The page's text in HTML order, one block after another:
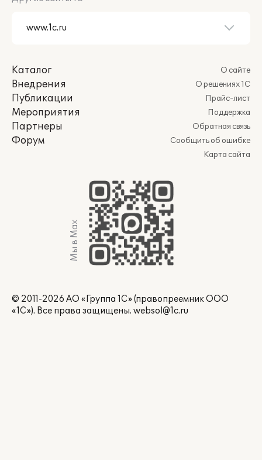
Каталог
Внедрения
Публикации
Мероприятия
Партнеры
Форум
О сайте
О решениях 1С
Прайс-лист
Поддержка
Обратная связь
Сообщить об ошибке
Карта сайта
Мы в Max
© 2011-2026 АО «Группа 1С» (правопреемник ООО
«1С»). Все права защищены. websol@1c.ru